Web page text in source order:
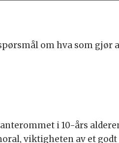
om hva som gjør
i 10-års
viktigheten av et godt